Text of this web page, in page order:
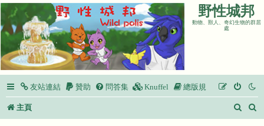
野性城邦
動物、獸人、奇幻生物的群居
處
友站連結 贊助 問答集 Knuffel 總版規
主頁
搜